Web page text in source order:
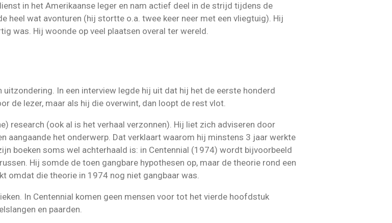
in het Amerikaanse leger en nam actief deel in de strijd tijdens de
heel wat avonturen (hij stortte o.a. twee keer neer met een vliegtuig). Hij
was. Hij woonde op veel plaatsen overal ter wereld.
In een interview legde hij uit dat hij het de eerste honderd
de lezer, maar als hij die overwint, dan loopt de rest vlot.
research (ook al is het verhaal verzonnen). Hij liet zich adviseren door
aangaande het onderwerp. Dat verklaart waarom hij minstens 3 jaar werkte
boeken soms wel achterhaald is: in Centennial (1974) wordt bijvoorbeeld
Hij somde de toen gangbare hypothesen op, maar de theorie rond een
omdat die theorie in 1974 nog niet gangbaar was.
In Centennial komen geen mensen voor tot het vierde hoofdstuk
en paarden.